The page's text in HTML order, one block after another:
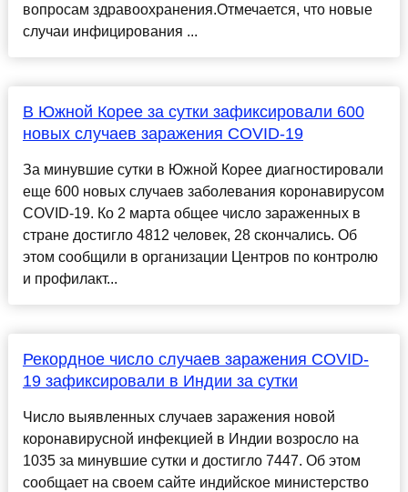
вопросам здравоохранения.Отмечается, что новые
случаи инфицирования ...
В Южной Корее за сутки зафиксировали 600
новых случаев заражения COVID-19
За минувшие сутки в Южной Корее диагностировали
еще 600 новых случаев заболевания коронавирусом
COVID-19. Ко 2 марта общее число зараженных в
стране достигло 4812 человек, 28 скончались. Об
этом сообщили в организации Центров по контролю
и профилакт...
Рекордное число случаев заражения COVID-
19 зафиксировали в Индии за сутки
Число выявленных случаев заражения новой
коронавирусной инфекцией в Индии возросло на
1035 за минувшие сутки и достигло 7447. Об этом
сообщает на своем сайте индийское министерство